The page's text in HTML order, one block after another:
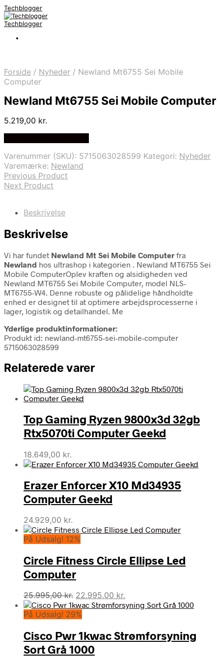
Techblogger
Techblogger
Forside / Nyheder / Newland Mt6755 Sei Mobile
Computer
Newland Mt6755 Sei Mobile Computer
5.219,00 kr.
Varenummer (SKU): 5715063028599 Kategori: Nyheder
Varemærke: Newland
Previous Product
Next Product
Beskrivelse
Beskrivelse
Vi har fundet Newland Mt Sei Mobile Computer fra
Newland hos ultrashop i kategorien . Newland MT6755 Sei
Mobile ComputerOplev kraften og alsidigheden ved
Newland MT6755 Sei Mobile Computer, model NLS-
MT6755-W4. Denne robuste og pålidelige håndholdte
enhed er designet til at optimere arbejdsprocesserne i
lager, logistik og detailhandel. Me
Yderlige produktinformationer:
Produkt id: newland-mt6755-sei-mobile-computer
5715063028599
Relaterede varer
Top Gaming Ryzen 9800x3d 32gb
Rtx5070ti Computer Geekd
18.649,00 kr.
Erazer Enforcer X10 Md34935
Computer Geekd
24.929,00 kr.
På Udsalg! 12%
Circle Fitness Circle Ellipse Led
Computer
25.995,00kr. Den
oprindelige
pris
25.995,00 kr..
22.995,00 kr.
aktuelle
22.995,00 kr..
På Udsalg! 29%
Cisco Pwr 1kwac Strømforsyning
Sort Grå 1000